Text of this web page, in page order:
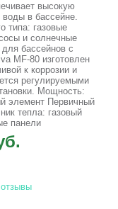
высокую
в бассейне.
типа: газовые
и солнечные
бассейнов с
MF-80 изготовлен
к коррозии и
регулируемыми
Мощность:
элемент Первичный
тепла: газовый
панели